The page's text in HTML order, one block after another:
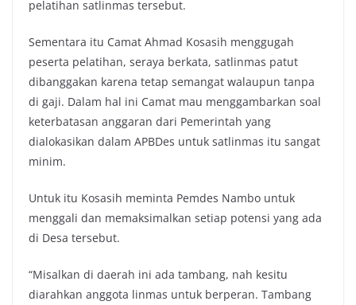
pelatihan satlinmas tersebut.
Sementara itu Camat Ahmad Kosasih menggugah
peserta pelatihan, seraya berkata, satlinmas patut
dibanggakan karena tetap semangat walaupun tanpa
di gaji. Dalam hal ini Camat mau menggambarkan soal
keterbatasan anggaran dari Pemerintah yang
dialokasikan dalam APBDes untuk satlinmas itu sangat
minim.
Untuk itu Kosasih meminta Pemdes Nambo untuk
menggali dan memaksimalkan setiap potensi yang ada
di Desa tersebut.
“Misalkan di daerah ini ada tambang, nah kesitu
diarahkan anggota linmas untuk berperan. Tambang